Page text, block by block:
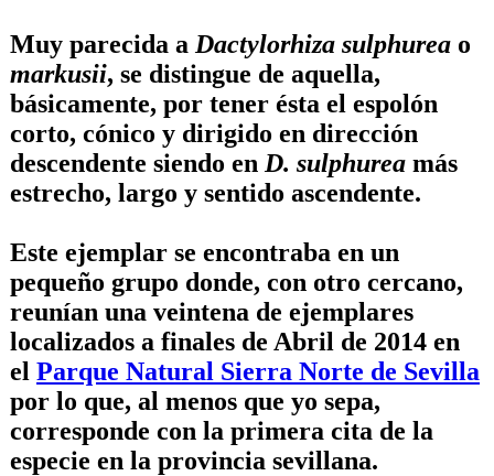
Muy parecida a Dactylorhiza sulphurea o
markusii, se distingue de aquella,
básicamente, por tener ésta el espolón
corto, cónico y dirigido en dirección
descendente siendo en D. sulphurea más
estrecho, largo y sentido ascendente.
Este ejemplar se encontraba en un
pequeño grupo donde, con otro cercano,
reunían una veintena de ejemplares
localizados a finales de Abril de 2014 en
el Parque Natural Sierra Norte de Sevilla
por lo que, al menos que yo sepa,
corresponde con la primera cita de la
especie en la provincia sevillana.